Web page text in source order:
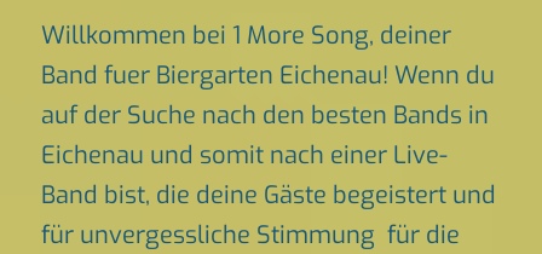
Willkommen bei 1 More Song, deiner
Band fuer Biergarten Eichenau! Wenn du
auf der Suche nach den besten Bands in
Eichenau und somit nach einer Live-
Band bist, die deine Gäste begeistert und
für unvergessliche Stimmung für die